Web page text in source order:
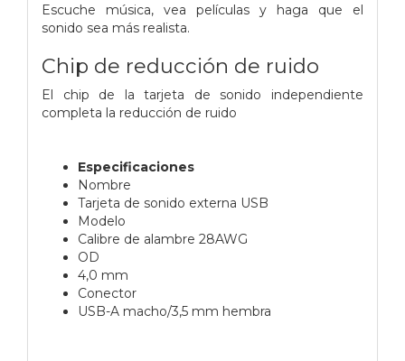
Escuche música, vea películas y haga que el
sonido sea más realista.
Chip de reducción de ruido
El chip de la tarjeta de sonido independiente
completa la reducción de ruido
Especificaciones
Nombre
Tarjeta de sonido externa USB
Modelo
Calibre de alambre 28AWG
OD
4,0 mm
Conector
USB-A macho/3,5 mm hembra